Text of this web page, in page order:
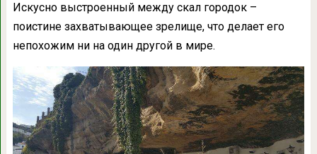
Искусно выстроенный между скал городок –
поистине захватывающее зрелище, что делает его
непохожим ни на один другой в мире.